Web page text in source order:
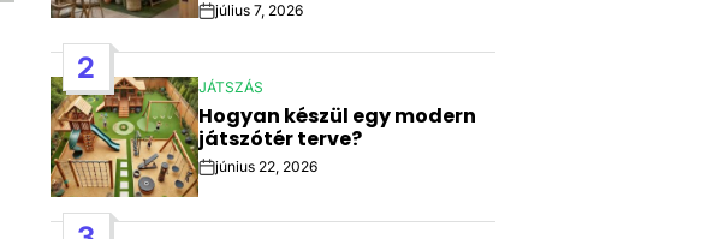
Postjúlius 7, 2026
2
POSTED
IN
JÁTSZÁS
Hogyan készül egy modern
játszótér terve?
Post
Date
június 22, 2026